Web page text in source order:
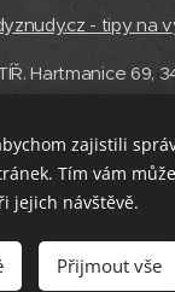
Hartmanice 69,
službou Webnode
zajistili
Tím vám
jejich návštěvě.
Přijmout vše